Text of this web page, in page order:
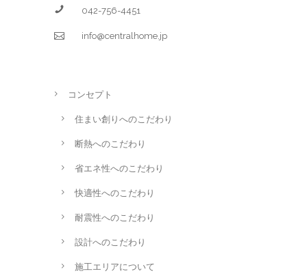
042-756-4451
info@centralhome.jp
コンセプト
住まい創りへのこだわり
断熱へのこだわり
省エネ性へのこだわり
快適性へのこだわり
耐震性へのこだわり
設計へのこだわり
施工エリアについて